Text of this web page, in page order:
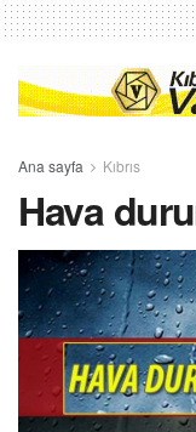
Ana sayfa Kıbrıs
Hava